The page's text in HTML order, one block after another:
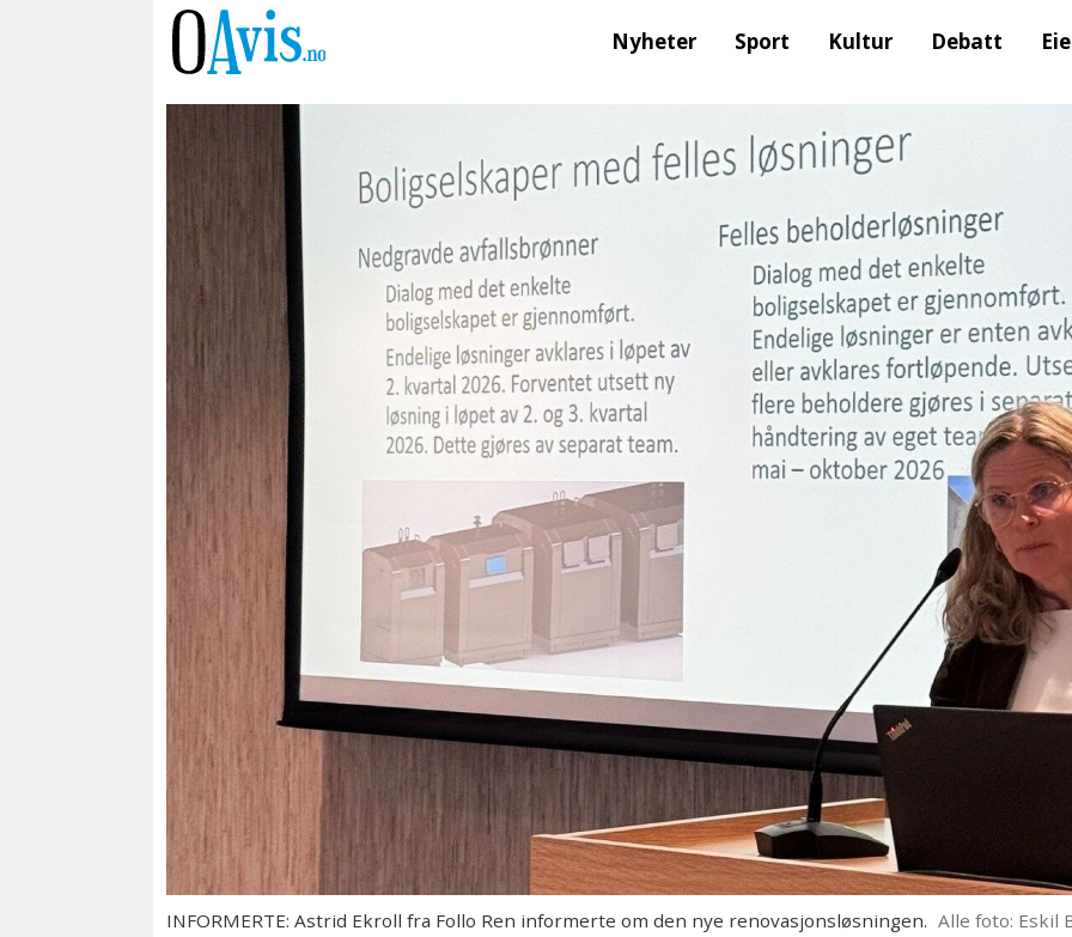
Nyheter Sport Kultur Debatt
INFORMERTE: Astrid Ekroll fra Follo Ren informerte om den nye renovasjonsløsningen. Alle foto: Eskil